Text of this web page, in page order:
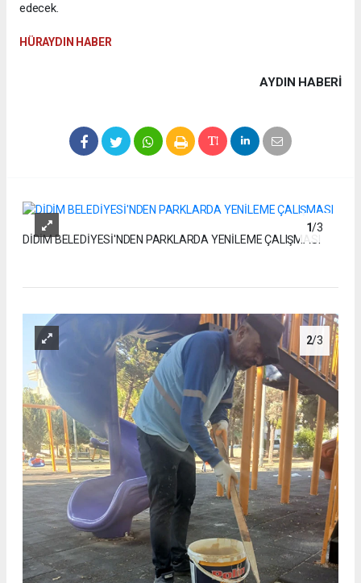
edecek.
HÜRAYDIN HABER
AYDIN HABERİ
1/3
DİDİM BELEDİYESİ'NDEN PARKLARDA YENİLEME ÇALIŞMASI
2/3